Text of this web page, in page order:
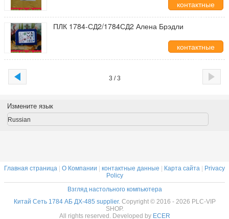
контактные
данные
ПЛК 1784-СД2/1784СД2 Алена Брэдли
контактные
данные
3 / 3
Измените язык
Russian
Главная страница О Компании контактные данные Карта сайта
Privacy
Policy
Взгляд настольного компьютера
Китай Сеть 1784 АБ ДХ-485 supplier. Copyright © 2016 - 2026 PLC-VIP
SHOP.
All rights reserved. Developed by ECER